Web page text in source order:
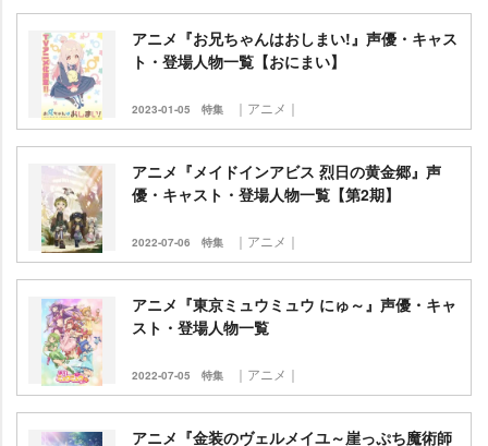
アニメ『お兄ちゃんはおしまい!』声優・キャス
ト・登場人物一覧【おにまい】
2023-01-05 特集 ｜アニメ｜
アニメ『メイドインアビス 烈日の黄金郷』声
優・キャスト・登場人物一覧【第2期】
2022-07-06 特集 ｜アニメ｜
アニメ『東京ミュウミュウ にゅ～』声優・キャ
スト・登場人物一覧
2022-07-05 特集 ｜アニメ｜
アニメ『金装のヴェルメイユ～崖っぷち魔術師